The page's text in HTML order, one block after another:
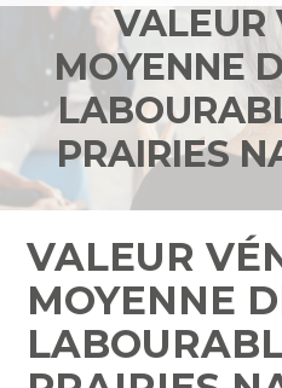
VALEUR
MOYENNE
PRAIRIES
EN 2022
TERRES
MOINS 70
LA
VALEUR
MOYENNE